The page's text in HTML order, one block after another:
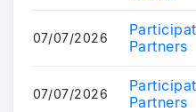
07/07/2026
Partners
07/07/2026
Partners